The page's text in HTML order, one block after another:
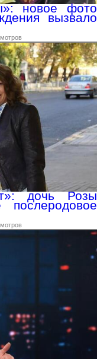
новое фото
вызвало
дочь Розы
послеродовое